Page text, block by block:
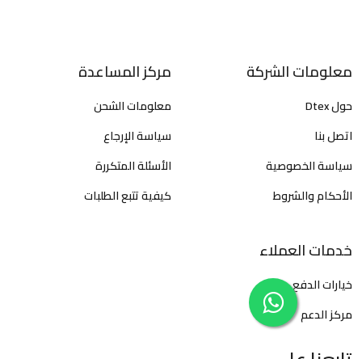
معلومات الشركة
حول Dtex
اتصل بنا
سياسة الخصوصية
الأحكام والشروط
مركز المساعدة
معلومات الشحن
سياسة الإرجاع
الأسئلة المتكررة
كيفية تتبع الطلبات
خدمات العملاء
خيارات الدفع
مركز الدعم